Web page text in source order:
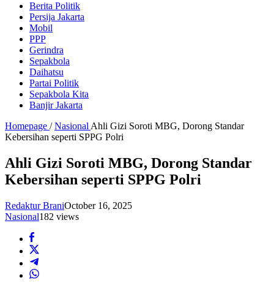
Berita Politik
Persija Jakarta
Mobil
PPP
Gerindra
Sepakbola
Daihatsu
Partai Politik
Sepakbola Kita
Banjir Jakarta
Homepage / Nasional Ahli Gizi Soroti MBG, Dorong Standar
Kebersihan seperti SPPG Polri
Ahli Gizi Soroti MBG, Dorong Standar
Kebersihan seperti SPPG Polri
Redaktur BraniOctober 16, 2025
Nasional182 views